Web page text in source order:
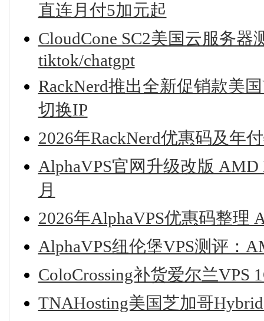
直连月付5加元起
CloudCone SC2美国云服务
tiktok/chatgpt
RackNerd推出全新促销款美
切换IP
2026年RackNerd优惠码及年
AlphaVPS官网升级改版
月
2026年AlphaVPS优惠码整理
AlphaVPS纽伦堡VPS测评：
ColoCrossing补货爱尔兰VPS
TNAHosting美国芝加哥